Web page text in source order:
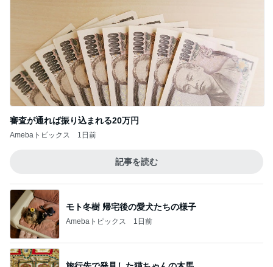
審査が通れば振り込まれる20万円
Amebaトピックス 1日前
記事を読む
モト冬樹 帰宅後の愛犬たちの様子
Amebaトピックス 1日前